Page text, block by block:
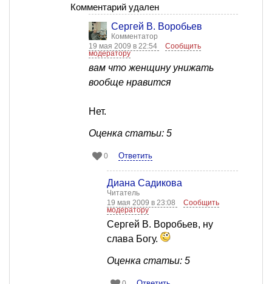
Комментарий удален
Сергей В. Воробьев
Комментатор
19 мая 2009 в 22:54
Сообщить
модератору
вам что женщину унижать
вообще нравится
Нет.
Оценка статьи: 5
0 Ответить
Диана Садикова
Читатель
19 мая 2009 в 23:08
Сообщить
модератору
Сергей В. Воробьев, ну
слава Богу.
Оценка статьи: 5